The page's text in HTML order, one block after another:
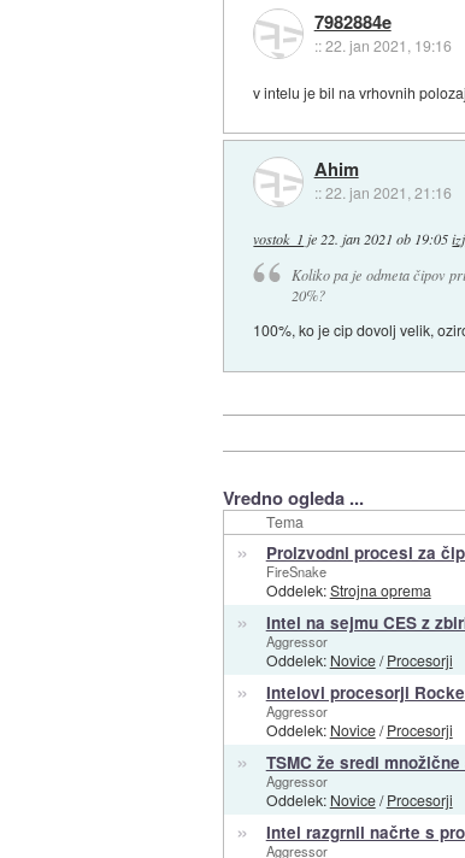
7982884e
::22. jan 2021, 19:16
v intelu je bil na vrhovnih
Ahim
::22. jan 2021, 21:16
vostok_1 je 22. jan 2021 ob 19:05
Koliko pa je odmeta čipov
20%?
100%, ko je cip dovolj velik,
Vredno ogleda ...
Tema
» Proizvodni procesi za
FireSnake
Oddelek:Strojna oprema
» Intel na sejmu CES z
Aggressor
Oddelek: Novice/Procesorji
» Intelovi procesorji
Aggressor
Oddelek: Novice/Procesorji
» TSMC že sredi
Aggressor
Oddelek: Novice/Procesorji
» Intel razgrnil načrte s
Aggressor